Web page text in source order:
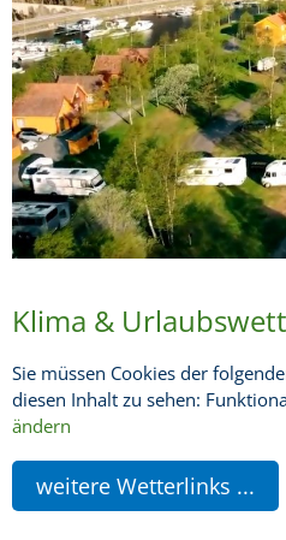
Klima &
Sie müssen Cookies der
diesen Inhalt zu sehen:
ändern
weitere Wetterlinks ...